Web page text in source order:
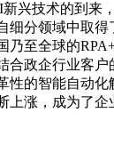
兴技术的到来
细分领域中取
乃至全球的
合政企行业客
性的智能自动化
上涨，成为了